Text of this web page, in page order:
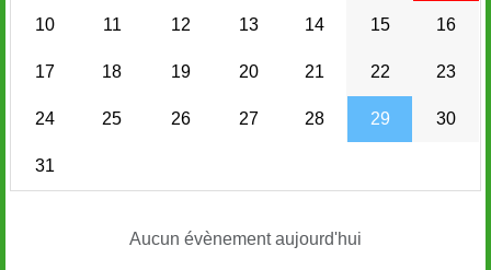
10 11 12 13 14 15 16
17 18 19 20 21 22 23
24 25 26 27 28 29 30
31
Aucun évènement aujourd'hui